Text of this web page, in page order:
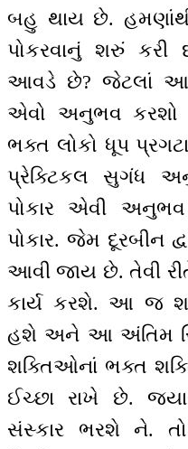
બહુ થાય છે.
પોકરવાનું શરું કરી
આવડે છે? જેટલાં
એવો અનુભવ કરશો
ભક્ત લોકો ધૂપ
પ્રેક્ટિકલ સુગંધ
પોકાર એવી
પોકાર. જેમ દૂરબીન
આવી જાય છે. તેવી
કાર્ય કરશે. આ જ
હશે અને આ અંતિમ
શક્તિઓનાં ભક્ત
ઈચ્છા રાખે છે.
સંસ્કાર ભરશે ને.